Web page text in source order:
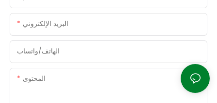
البريد الإلكتروني
الهاتف/واتساب
المحتوى